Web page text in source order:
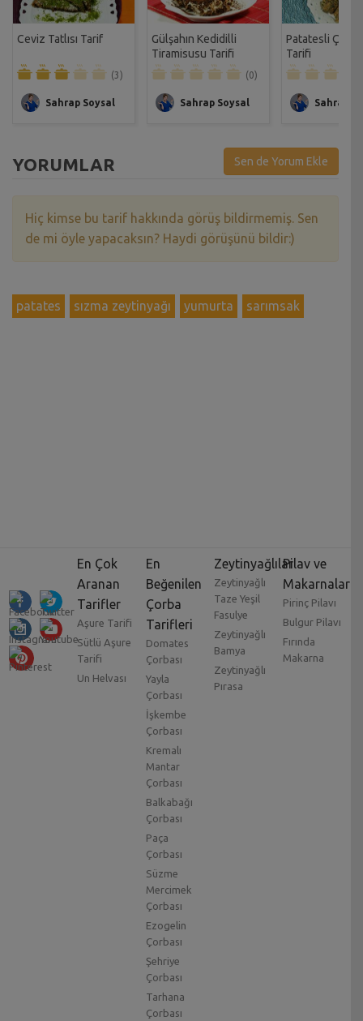
Ceviz Tatlısı Tarif
(3)
Sahrap Soysal
Gülşahın Kedidilli
Tiramisusu Tarifi
(0)
Sahrap Soysal
Patatesli Çıtır
Tarifi
Sahrap
YORUMLAR Sen de Yorum Ekle
Hiç kimse bu tarif hakkında görüş bildirmemiş. Sen
de mi öyle yapacaksın? Haydi görüşünü bildir:)
patates sızma zeytinyağı yumurta sarımsak
En Çok
Aranan
Tarifler
Aşure Tarifi
Sütlü Aşure
Tarifi
Un Helvası
En
Beğenilen
Çorba
Tarifleri
Domates
Çorbası
Yayla
Çorbası
İşkembe
Çorbası
Kremalı
Mantar
Çorbası
Balkabağı
Çorbası
Paça
Çorbası
Süzme
Mercimek
Çorbası
Ezogelin
Çorbası
Şehriye
Çorbası
Tarhana
Çorbası
Zeytinyağlılar
Zeytinyağlı
Taze Yeşil
Fasulye
Zeytinyağlı
Bamya
Zeytinyağlı
Pırasa
Pilav ve
Makarnalar
Pirinç Pilavı
Bulgur Pilavı
Fırında
Makarna